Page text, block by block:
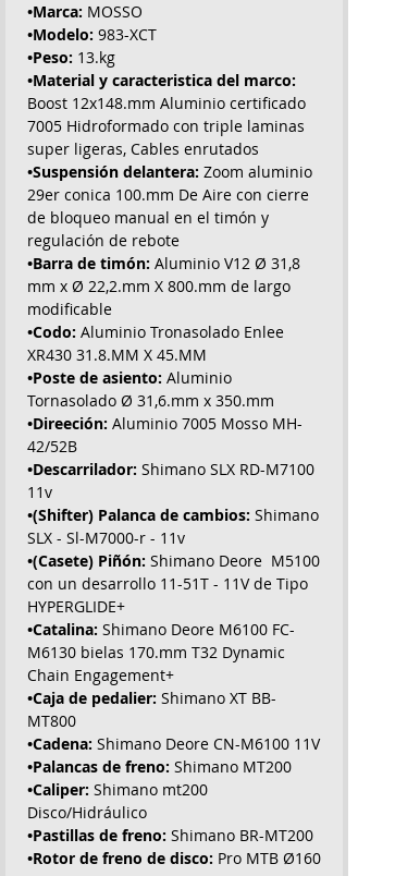
•Marca: MOSSO
•Modelo: 983-XCT
•Peso: 13.kg
•Material y caracteristica del marco:
Boost 12x148.mm Aluminio certificado
7005 Hidroformado con triple laminas
super ligeras, Cables enrutados
•Suspensión delantera: Zoom aluminio
29er conica 100.mm De Aire con cierre
de bloqueo manual en el timón y
regulación de rebote
•Barra de timón: Aluminio V12 Ø 31,8
mm x Ø 22,2.mm X 800.mm de largo
modificable
•Codo: Aluminio Tronasolado Enlee
XR430 31.8.MM X 45.MM
•Poste de asiento: Aluminio
Tornasolado Ø 31,6.mm x 350.mm
•Direeción: Aluminio 7005 Mosso MH-
42/52B
•Descarrilador: Shimano SLX RD-M7100
11v
•(Shifter) Palanca de cambios: Shimano
SLX - Sl-M7000-r - 11v
•(Casete) Piñón: Shimano Deore M5100
con un desarrollo 11-51T - 11V de Tipo
HYPERGLIDE+
•Catalina: Shimano Deore M6100 FC-
M6130 bielas 170.mm T32 Dynamic
Chain Engagement+
•Caja de pedalier: Shimano XT BB-
MT800
•Cadena: Shimano Deore CN-M6100 11V
•Palancas de freno: Shimano MT200
•Caliper: Shimano mt200
Disco/Hidráulico
•Pastillas de freno: Shimano BR-MT200
•Rotor de freno de disco: Pro MTB Ø160